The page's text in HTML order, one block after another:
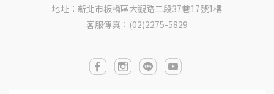
地址：新北市板橋區大觀路二段37巷17號1樓
客服傳真：(02)2275-5829